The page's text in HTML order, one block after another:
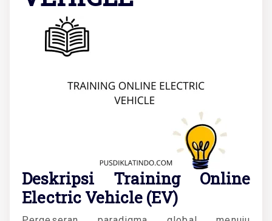
Deskripsi Training Online
Electric Vehicle (EV)